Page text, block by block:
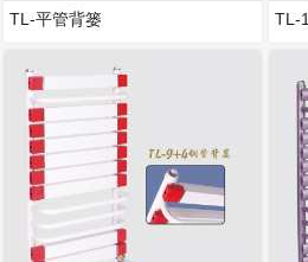
TL-平管背篓 TL-